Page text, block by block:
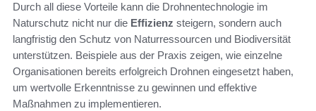
Durch all diese Vorteile kann die Drohnentechnologie im
Naturschutz nicht nur die Effizienz steigern, sondern auch
langfristig den Schutz von Naturressourcen und Biodiversität
unterstützen. Beispiele aus der Praxis zeigen, wie einzelne
Organisationen bereits erfolgreich Drohnen eingesetzt haben,
um wertvolle Erkenntnisse zu gewinnen und effektive
Maßnahmen zu implementieren.